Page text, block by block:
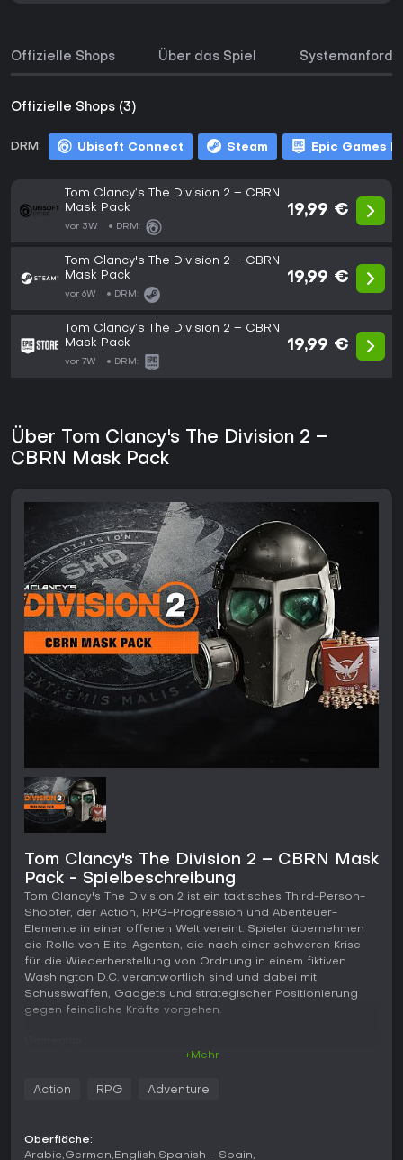
Offizielle Shops Über das Spiel
Offizielle Shops (3)
DRM: Ubisoft Connect Steam Epic Games
Tom Clancy’s The Division 2 – CBRN
Mask Pack
vor 3W DRM:
19,99 €
Tom Clancy's The Division 2 – CBRN
Mask Pack
vor 6W DRM:
19,99 €
Tom Clancy’s The Division 2 – CBRN
Mask Pack
vor 7W DRM:
19,99 €
Über Tom Clancy's The Division 2 –
CBRN Mask Pack
Tom Clancy's The Division 2 – CBRN Mask
Pack - Spielbeschreibung
Tom Clancy's The Division 2 ist ein taktisches Third-Person-
Shooter, der Action, RPG-Progression und Abenteuer-
Elemente in einer offenen Welt vereint. Spieler übernehmen
die Rolle von Elite-Agenten, die nach einer schweren Krise
für die Wiederherstellung von Ordnung in einem fiktiven
Washington D.C. verantwortlich sind und dabei mit
Schusswaffen, Gadgets und strategischer Positionierung
gegen feindliche Kräfte vorgehen.
wie die Wahl der Waffe. Agenten bewegen sich durch
Gewehre, Schrotflinten oder Maschinengewehre - spürbar
+Mehr
Action RPG Adventure
Oberfläche:
Arabic German English Spanish - Spain